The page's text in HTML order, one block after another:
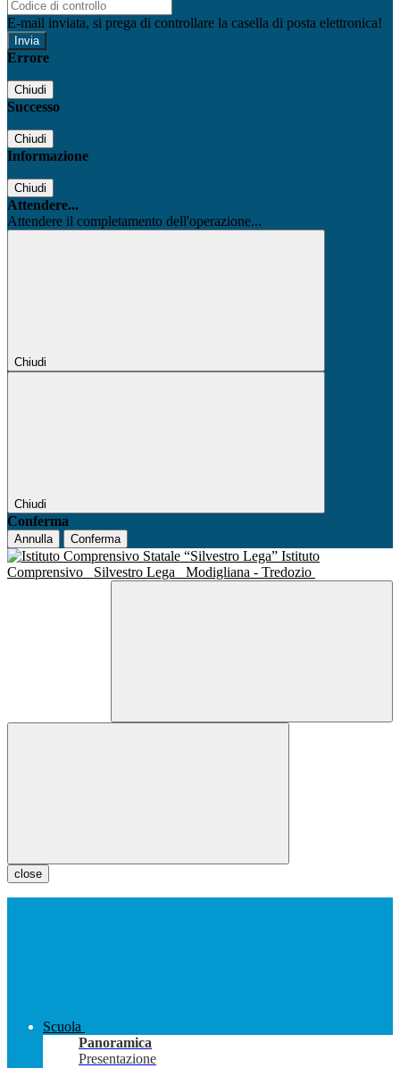
E-mail inviata, si prega di controllare la casella di posta elettronica!
Errore
Chiudi
Successo
Chiudi
Informazione
Chiudi
Attendere...
Attendere il completamento dell'operazione...
Chiudi
Chiudi
Conferma
Annulla Conferma
Istituto
Comprensivo
Silvestro Lega Modigliana - Tredozio
close
Scuola
Panoramica
Presentazione